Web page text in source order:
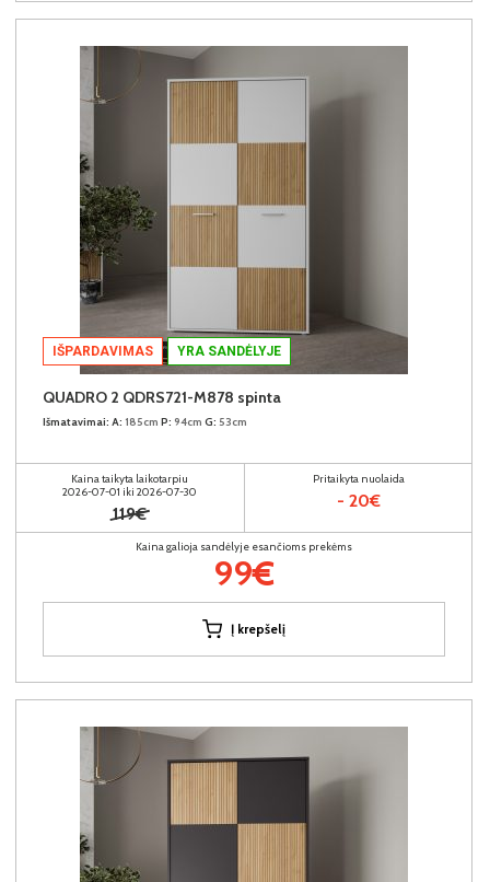
IŠPARDAVIMAS YRA SANDĖLYJE
QUADRO 2 QDRS721-M878 spinta
Išmatavimai: A: 185cm P: 94cm G: 53cm
Kaina taikyta laikotarpiu
2026-07-01 iki 2026-07-30
119€
Pritaikyta nuolaida
- 20€
Kaina galioja sandėlyje esančioms prekėms
99€
Į krepšelį